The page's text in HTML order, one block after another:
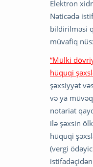
Elektron
Nəticədə
bildirilməsi
müvafiq
“Mülki
hüquqi
şəxsiyyət
və ya
notariat
ilə şəxsin
hüquqi
(vergi